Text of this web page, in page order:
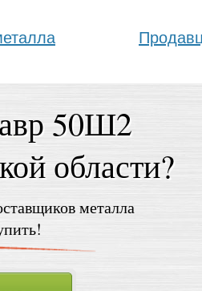
50Ш2
области?
металла